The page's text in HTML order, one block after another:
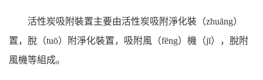
活性炭吸附裝置主要由活性炭吸附淨化裝（zhuāng）
置，脫（tuō）附淨化裝置，吸附風（fēng）機（jī），脫附
風機等組成。